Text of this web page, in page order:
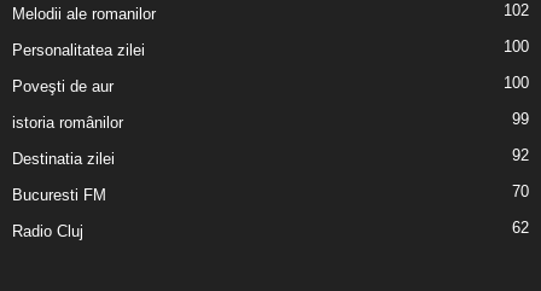
Melodii ale romanilor 102
Personalitatea zilei 100
Poveşti de aur 100
istoria românilor 99
Destinatia zilei 92
Bucuresti FM 70
Radio Cluj 62